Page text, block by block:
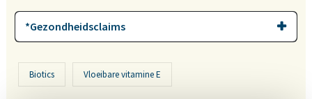
*Gezondheidsclaims
Biotics Vloeibare vitamine E